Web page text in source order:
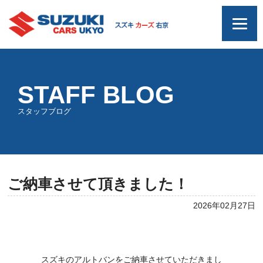
STAFF BLOG
スタッフブログ
ご納車させて頂きました！
2026年02月27日
スズキのアルトバンをご納車させていただきまし